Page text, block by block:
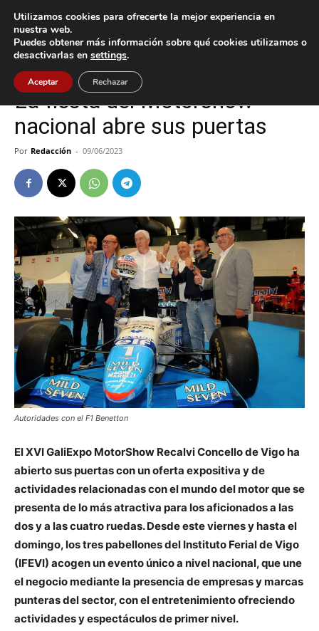
Inicio Deportes
Deportes Gondomar
La fiesta del Motorshow
nacional abre sus puertas
Por Redacción - 09/06/2023
Autoridades con el F1 Benetton
El XVI GaliExpo MotorShow Recalvi Concello de Vigo ha
abierto sus puertas con un oferta expositiva y de
actividades relacionadas con el mundo del motor que se
presenta de lo más atractiva para los aficionados a las
dos y a las cuatro ruedas. Desde este viernes y hasta el
domingo, los tres pabellones del Instituto Ferial de Vigo
(IFEVI) acogen un evento único a nivel nacional, que une
el negocio mediante la presencia de empresas y marcas
punteras del sector, con el entretenimiento ofreciendo
actividades y espectáculos de primer nivel.
Utilizamos cookies para ofrecerte la mejor experiencia en
nuestra web.
Puedes obtener más información sobre qué cookies utilizamos o
desactivarlas en settings.
Aceptar Rechazar